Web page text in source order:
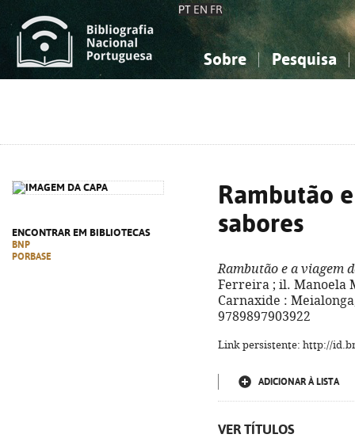
PT EN FR
Sobre Pesquisa
ENCONTRAR EM BIBLIOTECAS
BNP
PORBASE
Rambutão
sabores
Rambutão e a viagem
Ferreira ; il. Manoela
Carnaxide :
9789897903922
Link persistente: http://
ADICIONAR À LISTA
VER TÍTULOS